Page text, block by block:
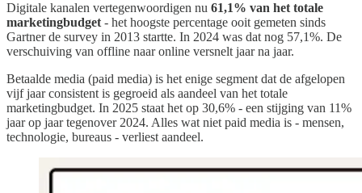
Digitale kanalen vertegenwoordigen nu 61,1% van het totale
marketingbudget - het hoogste percentage ooit gemeten sinds
Gartner de survey in 2013 startte. In 2024 was dat nog 57,1%. De
verschuiving van offline naar online versnelt jaar na jaar.
Betaalde media (paid media) is het enige segment dat de afgelopen
vijf jaar consistent is gegroeid als aandeel van het totale
marketingbudget. In 2025 staat het op 30,6% - een stijging van 11%
jaar op jaar tegenover 2024. Alles wat niet paid media is - mensen,
technologie, bureaus - verliest aandeel.